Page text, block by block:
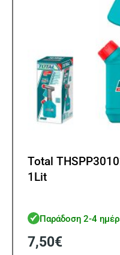
Total
1Lit
Παράδοση 2-4
7,50€